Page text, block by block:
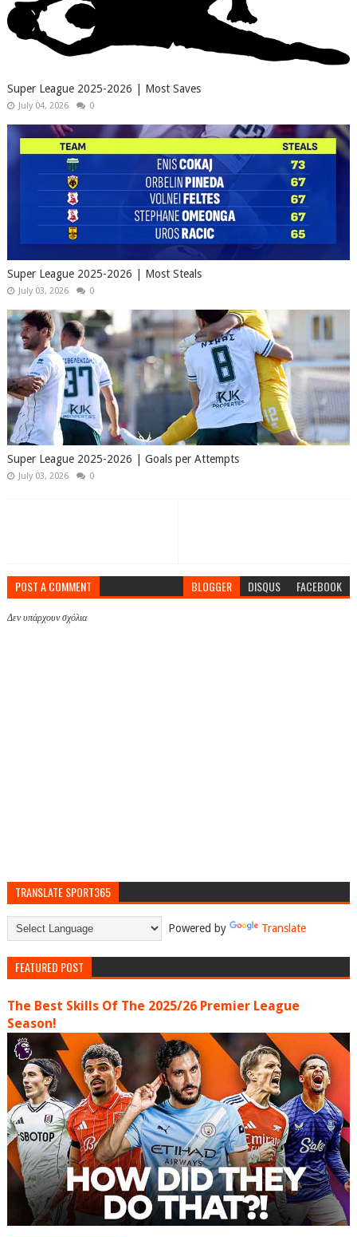
Super League 2025-2026 | Most Saves
July 04, 2026 0
Super League 2025-2026 | Most Steals
July 03, 2026 0
Super League 2025-2026 | Goals per Attempts
July 03, 2026 0
POST A COMMENT BLOGGER DISQUS FACEBOOK
Δεν υπάρχουν σχόλια
TRANSLATE SPORT365
Powered by Translate
FEATURED POST
The Best Skills Of The 2025/26 Premier League
Season!